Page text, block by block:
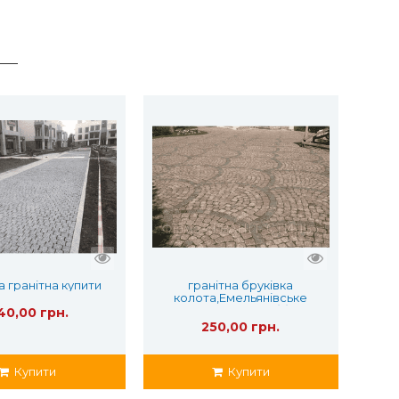
гранітна купити
грн.
Купити
гранітна бруківка
колота,Емельянівське
родовище та габбро
250,00 грн.
Купити